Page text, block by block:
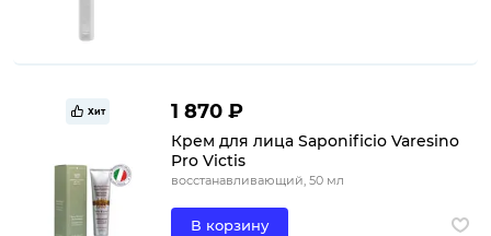
Хит 1 870 ₽
Крем для лица Saponificio Varesino
Pro Victis
восстанавливающий, 50 мл
В корзину